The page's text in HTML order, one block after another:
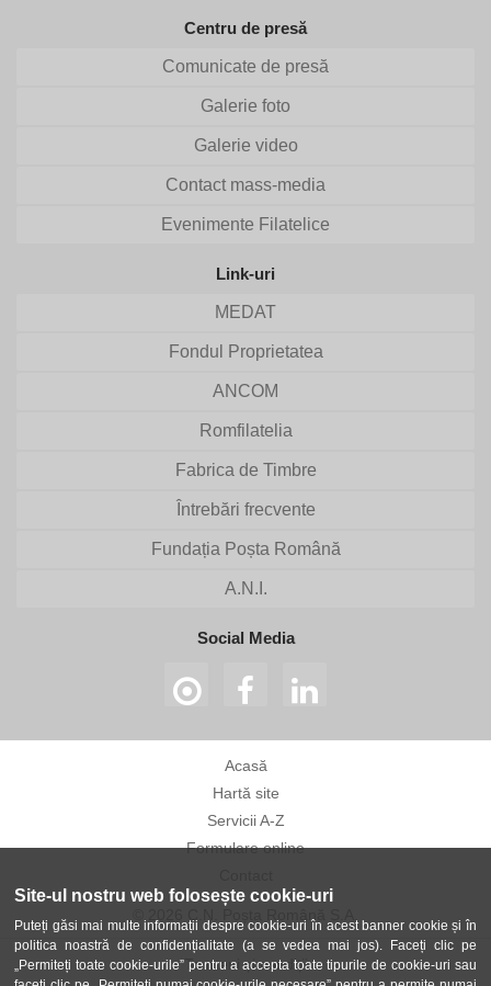
Site-ul nostru web folosește cookie-uri
Puteți găsi mai multe informații despre cookie-uri în acest banner cookie și în
politica noastră de confidențialitate (a se vedea mai jos). Faceți clic pe
„Permiteți toate cookie-urile” pentru a accepta toate tipurile de cookie-uri sau
Centru de presă
Comunicate de presă
Galerie foto
Galerie video
Contact mass-media
Evenimente Filatelice
Link-uri
MEDAT
Fondul Proprietatea
ANCOM
Romfilatelia
Fabrica de Timbre
Întrebări frecvente
Fundația Poșta Română
A.N.I.
Social Media
Acasă
Hartă site
Servicii A-Z
Formulare online
Termeni și condiții